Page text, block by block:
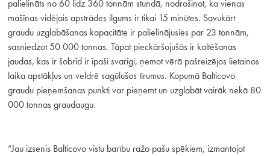
palielināts no 60 līdz 360 tonnām stundā, nodrošinot, ka vienas
mašīnas vidējais apstrādes ilgums ir tikai 15 minūtes. Savukārt
graudu uzglabāšanas kapacitāte ir palielinājusies par 23 tonnām,
sasniedzot 50 000 tonnas. Tāpat pieckāršojušās ir kaltēšanas
jaudas, kas ir šobrīd ir īpaši svarīgi, ņemot vērā pašreizējos lietainos
laika apstākļus un veldrē sagūlušos tīrumus. Kopumā Balticovo
graudu pieņemšanas punkti var pieņemt un uzglabāt vairāk nekā 80
000 tonnas graudaugu.
“Jau izsenis Balticovo vistu barību ražo pašu spēkiem, izmantojot